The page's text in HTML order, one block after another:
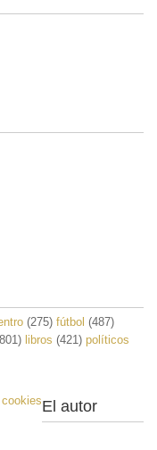
(275) fútbol (487)
libros (421) políticos
El autor